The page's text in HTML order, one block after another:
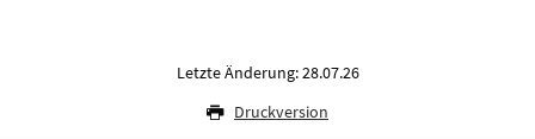
Letzte Änderung: 28.07.26
Druckversion